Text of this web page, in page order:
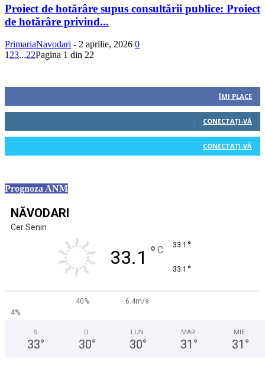
Proiect de hotărâre supus consultării publice: Proiect
de hotărâre privind...
PrimariaNavodari - 2 aprilie, 2026 0
1 23...22Pagina 1 din 22
ÎMI PLACE
0 Cititori
CONECTAȚI-VĂ
0 Cititori
CONECTAȚI-VĂ
Prognoza ANM
NĂVODARI
Cer Senin
33.1 ° C 33.1 °
33.1 °
40%
6.4m/s
4%
S
33°
D
30°
LUN
30°
MAR
31 °
MIE
31 °